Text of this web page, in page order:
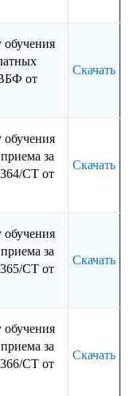
от
Скачать
за
СТ от
Скачать
за
СТ от
Скачать
за
СТ от
Скачать